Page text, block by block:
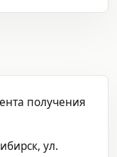
получения
ул.